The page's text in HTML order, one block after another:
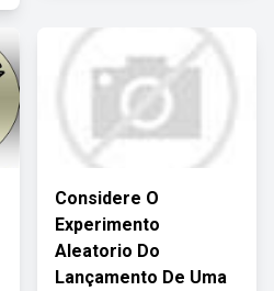
Considere O
Experimento
Aleatorio Do
Lançamento De Uma